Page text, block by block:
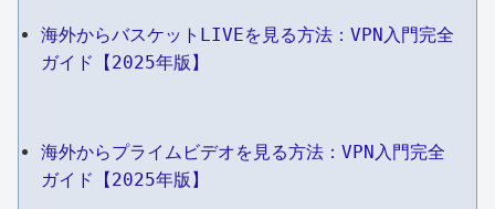
海外からバスケットLIVEを見る方法：VPN入門完全
ガイド【2025年版】
海外からプライムビデオを見る方法：VPN入門完全
ガイド【2025年版】